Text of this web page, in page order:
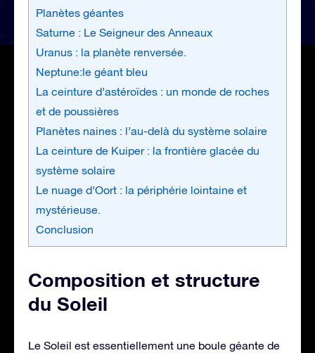
Planètes géantes
Saturne : Le Seigneur des Anneaux
Uranus : la planète renversée.
Neptune:le géant bleu
La ceinture d’astéroïdes : un monde de roches
et de poussières
Planètes naines : l’au-delà du système solaire
La ceinture de Kuiper : la frontière glacée du
système solaire
Le nuage d’Oort : la périphérie lointaine et
mystérieuse.
Conclusion
Composition et structure
du Soleil
Le Soleil est essentiellement une boule géante de